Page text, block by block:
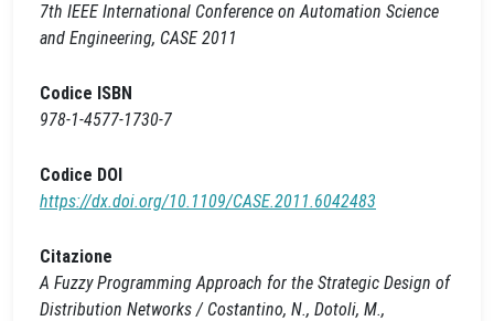
7th IEEE International Conference on Automation Science
and Engineering, CASE 2011
Codice ISBN
978-1-4577-1730-7
Codice DOI
https://dx.doi.org/10.1109/CASE.2011.6042483
Citazione
A Fuzzy Programming Approach for the Strategic Design of
Distribution Networks / Costantino, N., Dotoli, M.,